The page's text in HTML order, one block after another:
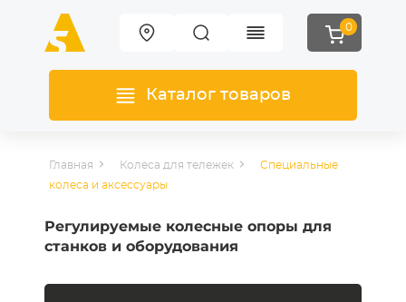
0
Каталог товаров
Главная Колеса для тележек
Специальные
колеса и аксессуары
Регулируемые колесные опоры для
станков и оборудования